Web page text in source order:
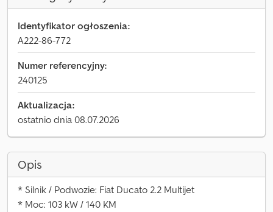
Identyfikator ogłoszenia:
A222-86-772
Numer referencyjny:
240125
Aktualizacja:
ostatnio dnia 08.07.2026
Opis
* Silnik / Podwozie: Fiat Ducato 2.2 Multijet
* Moc: 103 kW / 140 KM